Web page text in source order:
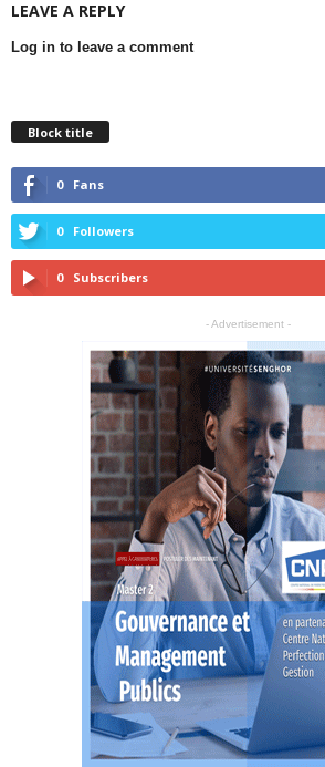
LEAVE A REPLY
Log in to leave a comment
Block title
0 Fans
0 Followers
0 Subscribers
- Advertisement -